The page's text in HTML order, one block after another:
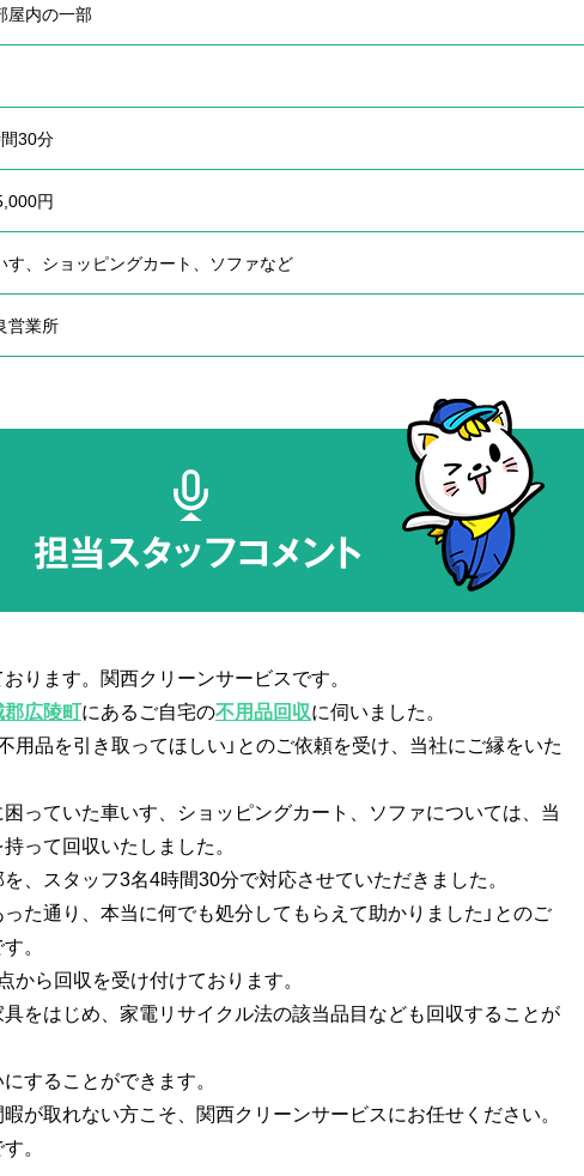
屋内の一部
30分
円
す、ショッピングカート、ソファなど
営業所
担当スタッフコメント
ります。関西クリーンサービスです。
広陵町にあるご自宅の不用品回収に伺いました。
用品を引き取ってほしい」とのご依頼を受け、当社にご縁をいた
っていた車いす、ショッピングカート、ソファについては、当
って回収いたしました。
、スタッフ3名4時間30分で対応させていただきました。
た通り、本当に何でも処分してもらえて助かりました」とのご
。
から回収を受け付けております。
をはじめ、家電リサイクル法の該当品目なども回収することが
することができます。
が取れない方こそ、関西クリーンサービスにお任せください。
。